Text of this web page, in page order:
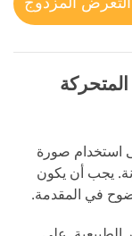
استخدام صورة
يجب أن يكون
في المقدمة.